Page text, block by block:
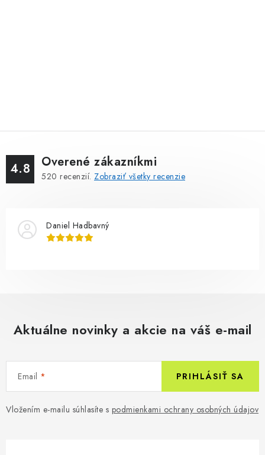
4.8 Overené zákazníkmi
520 recenzií. Zobraziť všetky recenzie
Daniel Hadbavný
Aktuálne novinky a akcie na váš e-mail
Email
Vložením e-mailu súhlasíte s podmienkami ochrany osobných údajov
PRIHLÁSIŤ SA